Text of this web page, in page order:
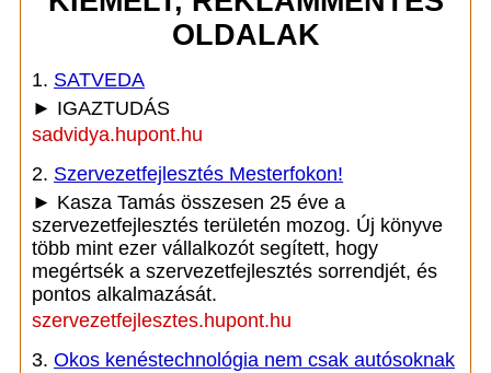
OLDALAK
1. SATVEDA
► IGAZTUDÁS
sadvidya.hupont.hu
2. Szervezetfejlesztés Mesterfokon!
► Kasza Tamás összesen 25 éve a
szervezetfejlesztés területén mozog. Új könyve
több mint ezer vállalkozót segített, hogy
megértsék a szervezetfejlesztés sorrendjét, és
pontos alkalmazását.
szervezetfejlesztes.hupont.hu
3. Okos kenéstechnológia nem csak autósoknak